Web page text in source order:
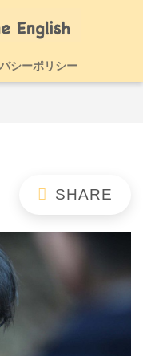
シーポリシー